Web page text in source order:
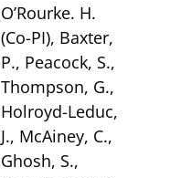
O’Rourke. H.
(Co-PI), Baxter,
P., Peacock, S.,
Thompson, G.,
Holroyd-Leduc,
J., McAiney, C.,
Ghosh, S.,